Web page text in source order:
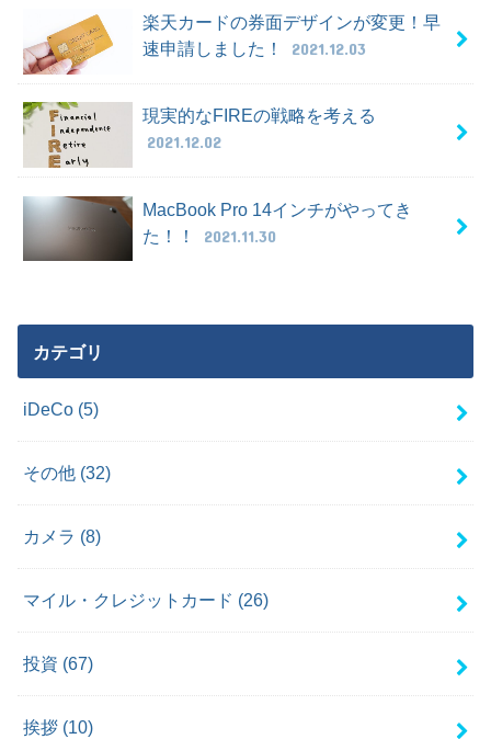
楽天カードの券面デザインが変更！早
速申請しました！
2021.12.03
現実的なFIREの戦略を考える
2021.12.02
MacBook Pro 14インチがやってき
た！！
2021.11.30
カテゴリ
iDeCo (5)
その他 (32)
カメラ (8)
マイル・クレジットカード (26)
投資 (67)
挨拶 (10)